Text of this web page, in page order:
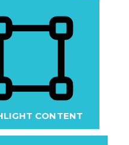
CONTENT